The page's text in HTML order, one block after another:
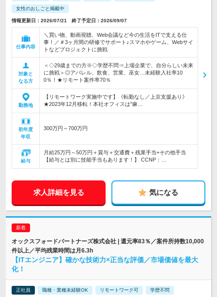
女性のおしごと掲載中
情報更新日：2026/07/21 終了予定日：2026/09/07
仕事内容
＼買い物、動画視聴、Web会議など今の生活をITで支える仕
事！／＃3ヶ月間の研修でサポート♪スマホやゲーム、Webサイ
トなどプロジェクトに挑戦
対象と
なる方
＜◇29歳までの方※◇学歴不問⇒上場企業で、自分らしい未来
に挑戦＞◎アパレル、飲食、営業、巫女…未経験入社率10
0％！★リモート案件率70％
勤務地
【リモートワーク実施中です】《転勤なし／上京支援あり》
★2023年12月移転！本社オフィスは"麻…
初年度
年収
300万円～700万円
給与
月給25万円～50万円＋賞与＋交通費＋残業手当+その他手当
【給与とは別に技能手当もあります！】 CCNP：…
求人詳細を見る 気になる
オックスフォードパートナーズ株式会社 | 還元率83％／案件所持数10,000
件以上／平均残業時間は月6.3h
【ITエンジニア】確かな技術力×正当な評価／市場価値を最大
化！
正社員 職種・業種未経験OK リモートワーク可 学歴不問